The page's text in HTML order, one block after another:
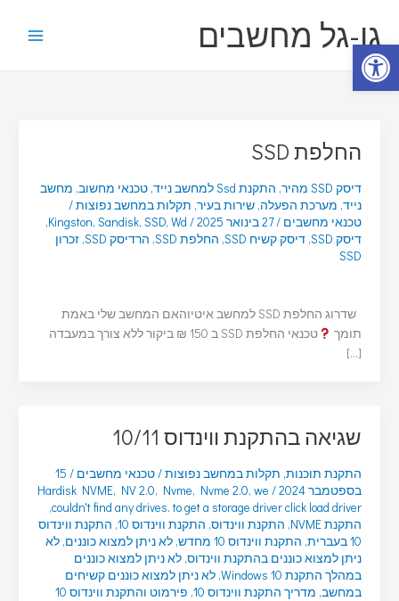
פתח סרגל נגישות
לתוכןגו-גל מחשבים
החלפת SSD
דיסק SSD מהיר , התקנת Ssd למחשב נייד , טכנאי מחשוב, מחשב
נייד, מערכת הפעלה, שירות בעיר, תקלות במחשב נפוצות/
טכנאי מחשבים /27 בינואר 2025 /
Kingston,Sandisk,SSD,Wd
,
דיסק SSD
, דיסק קשיח SSD , החלפת SSD , הרדיסק SSD , זכרון
SSD
שדרוג החלפת SSD למחשב איטיוהאם המחשב שלי באמת
תומך
טכנאי החלפת SSD ב 150 ₪ ביקור ללא צורך במעבדה
[…]
שגיאה בהתקנת ווינדוס 10/11
התקנת תוכנות, תקלות במחשב נפוצות/טכנאי מחשבים /
15
בספטמבר 2024
/
Hardisk NVME, NV 2.0, Nvme, Nvme 2.0,we
couldn't find any drives. to get a storage driver click load driver
,
התקנת NVME
, התקנת ווינדוס, התקנת ווינדוס 10 , התקנת ווינדוס
10 בעברית
, התקנת ווינדוס 10 מחדש , לא ניתן למצוא כוננים, לא
ניתן למצוא כוננים בהתקנת ווינדוס, לא ניתן למצוא כוננים
במהלך התקנת Windows 10
, לא ניתן למצוא כוננים קשיחים
במחשב, מדריך התקנת ווינדוס 10 , פירמוט והתקנת ווינדוס 10
ט
ג
ו